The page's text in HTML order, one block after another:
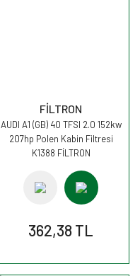
FİLTRON
AUDI A1 (GB) 40 TFSI 2.0 152kw
207hp Polen Kabin Filtresi
K1388 FİLTRON
362,38 TL